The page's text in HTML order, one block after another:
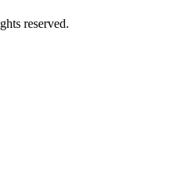
reserved.